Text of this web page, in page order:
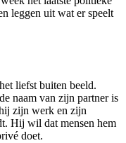
leggen uit wat er speelt
liefst buiten beeld.
naam van zijn partner is
zijn werk en zijn
Hij wil dat mensen hem
doet.